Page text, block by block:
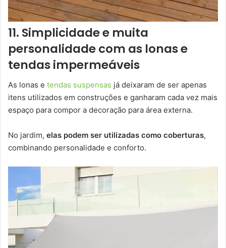
11. Simplicidade e muita
personalidade com as lonas e
tendas impermeáveis
As lonas e tendas suspensas já deixaram de ser apenas
itens utilizados em construções e ganharam cada vez mais
espaço para compor a decoração para área externa.
No jardim, elas podem ser utilizadas como coberturas,
combinando personalidade e conforto.